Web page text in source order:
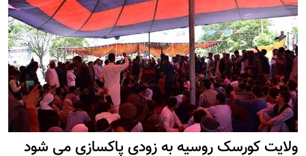
ولایت کورسک روسیه به زودی پاکسازی می شود